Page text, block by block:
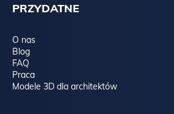
PRZYDATNE
O nas
Blog
FAQ
Praca
Modele 3D dla architektów